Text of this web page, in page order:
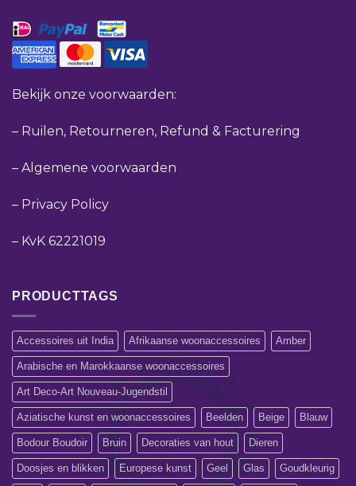
Bekijk onze voorwaarden:
– Ruilen, Retourneren, Refund & Facturering
– Algemene voorwaarden
– Privacy Policy
– KvK 62221019
PRODUCTTAGS
Accessoires uit India Afrikaanse woonaccessoires Amber
Arabische en Marokkaanse woonaccessoires
Art Deco-Art Nouveau-Jugendstil
Aziatische kunst en woonaccessoires Beelden Beige Blauw
Bodour Boudoir Bruin Decoraties van hout Dieren
Doosjes en blikken Europese kunst Geel Glas Goudkleurig